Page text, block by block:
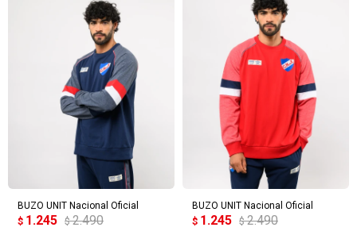
BUZO UNIT Nacional Oficial
$ 1.245 $ 2.490
BUZO UNIT Nacional Oficial
$ 1.245 $ 2.490